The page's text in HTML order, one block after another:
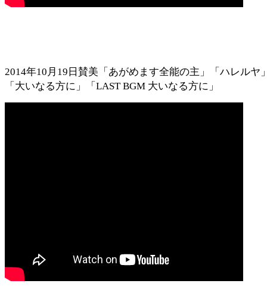
2014年10月19日賛美「あがめます全能の主」「ハレルヤ
「大いなる方に」「LAST BGM 大いなる方に」